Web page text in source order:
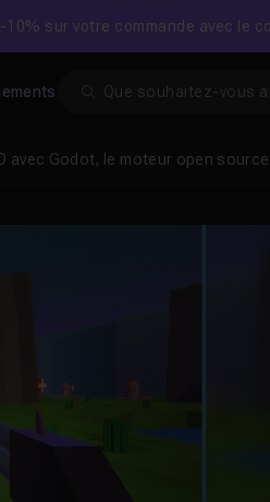
-10% sur votre commande avec le
avec Godot, le moteur open source